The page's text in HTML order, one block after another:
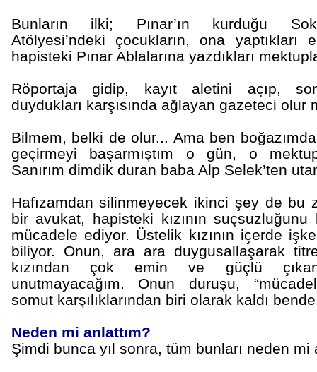
Bunların ilki; Pınar’ın kurduğu
Atölyesi’ndeki çocukların, ona yaptıkları
hapisteki Pınar Ablalarına yazdıkları
Röportaja gidip, kayıt aletini açıp,
duydukları karşısında ağlayan gazeteci olur
Bilmem, belki de olur... Ama ben
geçirmeyi başarmıştım o gün, o
Sanırım dimdik duran baba Alp Selek’ten
Hafızamdan silinmeyecek ikinci şey de bu
bir avukat, hapisteki kızının suçsuzluğunu
mücadele ediyor. Üstelik kızının içerde
biliyor. Onun, ara ara duygusallaşarak
kızından çok emin ve güçlü
unutmayacağım. Onun duruşu,
somut karşılıklarından biri olarak kaldı
Neden mi anlattım?
Şimdi bunca yıl sonra, tüm bunları neden mi